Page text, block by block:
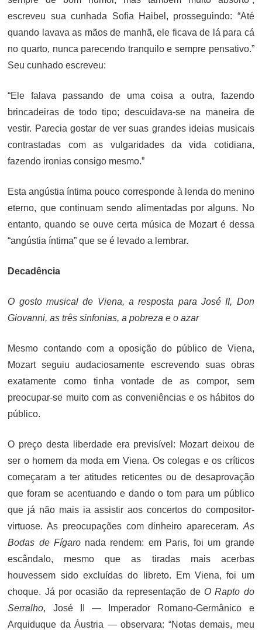
escreveu sua cunhada Sofia Haibel, prosseguindo: “Até
quando lavava as mãos de manhã, ele ficava de lá para cá
no quarto, nunca parecendo tranquilo e sempre pensativo.”
Seu cunhado escreveu:
“Ele falava passando de uma coisa a outra, fazendo
brincadeiras de todo tipo; descuidava-se na maneira de
vestir. Parecia gostar de ver suas grandes ideias musicais
contrastadas com as vulgaridades da vida cotidiana,
fazendo ironias consigo mesmo.”
Esta angústia íntima pouco corresponde à lenda do menino
eterno, que continuam sendo alimentadas por alguns. No
entanto, quando se ouve certa música de Mozart é dessa
“angústia íntima” que se é levado a lembrar.
Decadência
O gosto musical de Viena, a resposta para José II, Don
Giovanni, as três sinfonias, a pobreza e o azar
Mesmo contando com a oposição do público de Viena,
Mozart seguiu audaciosamente escrevendo suas obras
exatamente como tinha vontade de as compor, sem
preocupar-se muito com as conveniências e os hábitos do
público.
O preço desta liberdade era previsível: Mozart deixou de
ser o homem da moda em Viena. Os colegas e os críticos
começaram a ter atitudes reticentes ou de desaprovação
que foram se acentuando e dando o tom para um público
que já não mais ia assistir aos concertos do compositor-
virtuose. As preocupações com dinheiro apareceram. As
Bodas de Fígaronada rendem: em Paris, foi um grande
escândalo, mesmo que as tiradas mais acerbas
houvessem sido excluídas do libreto. Em Viena, foi um
choque. Já por ocasião da representação de O Rapto do
Serralho, José II — Imperador Romano-Germânico e
Arquiduque da Áustria — observara: “Notas demais, meu